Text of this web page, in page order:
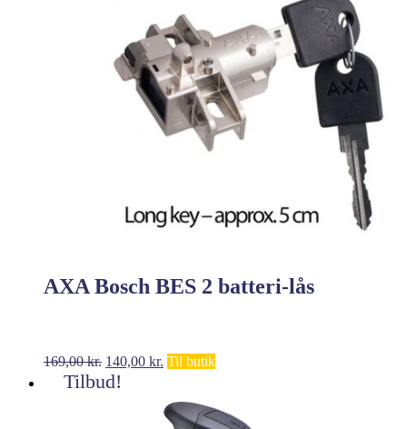
AXA Bosch BES 2 batteri-lås
169,00kr. Den
oprindelige
pris
140,00 kr. Den
er:
140,00 kr..
Til butik
Tilbud!